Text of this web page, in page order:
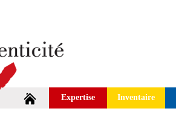
Expertise Inventaire